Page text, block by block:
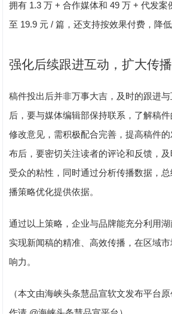
拥有 1.3万+合作媒体和49万+代发案
至 19.9 元/篇，还支持按效果付费，降
强化后续跟进互动，扩大传
稿件投出后并非万事大吉，及时的跟进
后，要与媒体编辑部保持联系，了解稿
修改意见，需积极配合完善，提高稿件
布后，要密切关注读者的评论和反馈，
受众的粘性，同时通过分析传播数据，
播策略优化提供依据。
通过以上策略，企业与品牌能充分利用湖
实现新闻稿的精准、高效传播，在区域
响力。
（本文由海峡头条慧品宣软文发布平台